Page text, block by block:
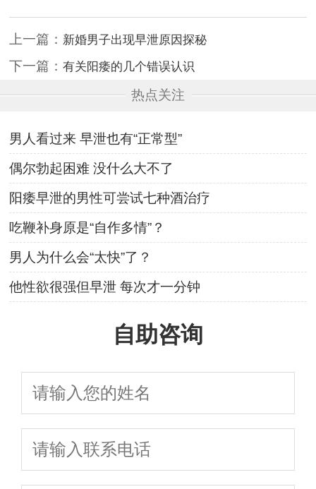
上一篇： 新婚男子出现早泄原因探秘
下一篇：有关阳痿的几个错误认识
热点关注
男人看过来 早泄也有“正常型”
偶尔勃起困难 没什么大不了
阳痿早泄的男性可尝试七种酒治疗
吃鞭补身原是“自作多情”？
男人为什么会“太快”了？
他性欲很强但早泄 每次才一分钟
自助咨询